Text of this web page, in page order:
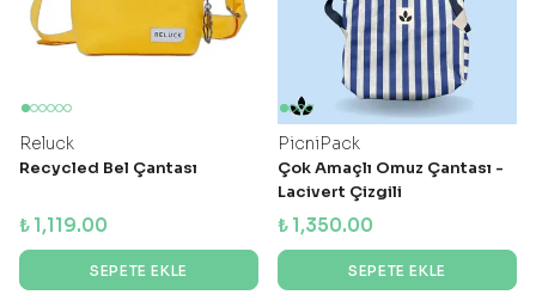
Reluck
Recycled Bel Çantası
₺ 1,119.00
SEPETE EKLE
PicniPack
Çok Amaçlı Omuz Çantası -
Lacivert Çizgili
₺ 1,350.00
SEPETE EKLE